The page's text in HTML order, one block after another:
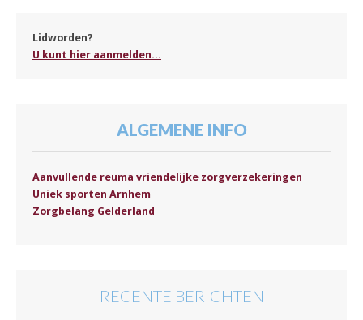
Lidworden?
U kunt hier aanmelden...
ALGEMENE INFO
Aanvullende reuma vriendelijke zorgverzekeringen
Uniek sporten Arnhem
Zorgbelang Gelderland
RECENTE BERICHTEN